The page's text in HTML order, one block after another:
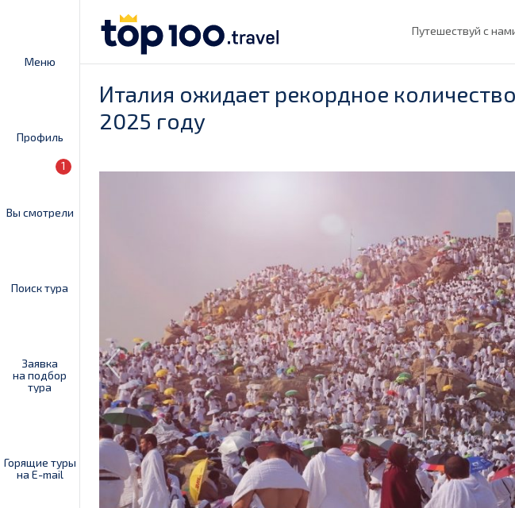
Меню
Профиль
Вы смотрели
1
Поиск тура
Заявка
на подбор
тура
Горящие туры
на E-mail
Путешествуй с
Италия ожидает рекордное
2025 году